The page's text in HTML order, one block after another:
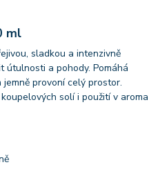
ml
sladkou a intenzivně
útulnosti a pohody. Pomáhá
provoní celý prostor.
solí i použití v aroma